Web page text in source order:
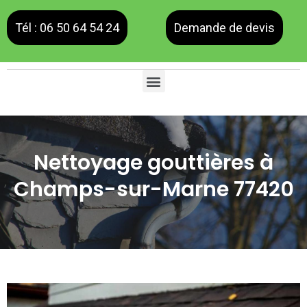
Tél : 06 50 64 54 24 Demande de devis
Nettoyage gouttières à
Champs-sur-Marne 77420